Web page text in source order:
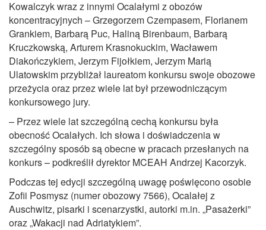
Kowalczyk wraz z innymi Ocalałymi z obozów
koncentracyjnych – Grzegorzem Czempasem, Florianem
Grankiem, Barbarą Puc, Haliną Birenbaum, Barbarą
Kruczkowską, Arturem Krasnokuckim, Wacławem
Diakończykiem, Jerzym Fijołkiem, Jerzym Marią
Ulatowskim przybliżał laureatom konkursu swoje obozowe
przeżycia oraz przez wiele lat był przewodniczącym
konkursowego jury.
– Przez wiele lat szczególną cechą konkursu była
obecność Ocalałych. Ich słowa i doświadczenia w
szczególny sposób są obecne w pracach przesłanych na
konkurs – podkreślił dyrektor MCEAH Andrzej Kacorzyk.
Podczas tej edycji szczególną uwagę poświęcono osobie
Zofii Posmysz (numer obozowy 7566), Ocalałej z
Auschwitz, pisarki i scenarzystki, autorki m.in. „Pasażerki”
oraz „Wakacji nad Adriatykiem”.